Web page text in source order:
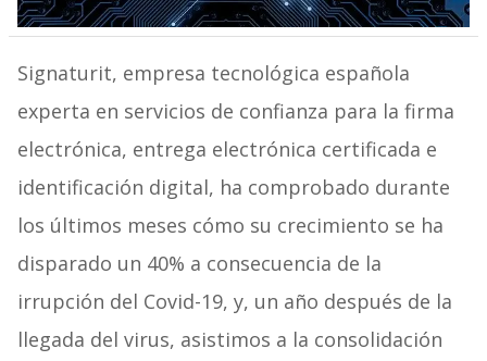
Signaturit, empresa tecnológica española
experta en servicios de confianza para la firma
electrónica, entrega electrónica certificada e
identificación digital, ha comprobado durante
los últimos meses cómo su crecimiento se ha
disparado un 40% a consecuencia de la
irrupción del Covid-19, y, un año después de la
llegada del virus, asistimos a la consolidación